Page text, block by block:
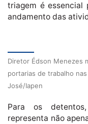
triagem é essencial
andamento das
Diretor Édson Menezes
portarias de trabalho
José/Iapen
Para os
representa não